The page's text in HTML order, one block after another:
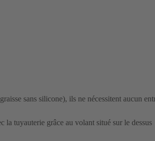
sans silicone), ils ne nécessitent aucun
la tuyauterie grâce au volant situé sur le dessus